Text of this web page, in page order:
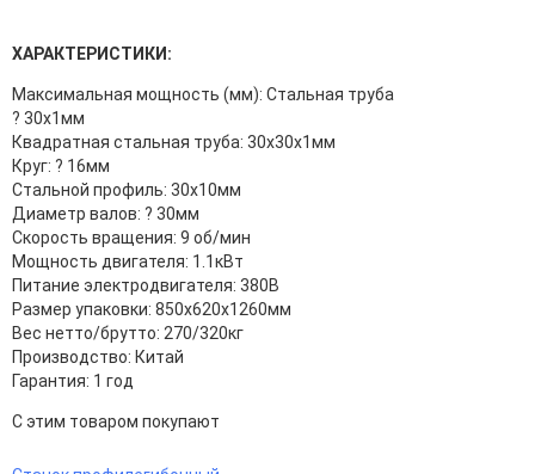
ХАРАКТЕРИСТИКИ:
Максимальная мощность (мм): Стальная труба
? 30x1мм
Квадратная стальная труба: 30x30x1мм
Круг: ? 16мм
Стальной профиль: 30х10мм
Диаметр валов: ? 30мм
Скорость вращения: 9 об/мин
Мощность двигателя: 1.1кВт
Питание электродвигателя: 380В
Размер упаковки: 850х620х1260мм
Вес нетто/брутто: 270/320кг
Производство: Китай
Гарантия: 1 год
С этим товаром покупают